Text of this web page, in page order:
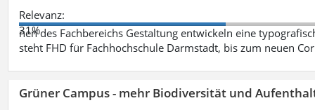
Relevanz:
31%
nen des Fachbereichs Gestaltung entwickeln eine
steht FHD für Fachhochschule Darmstadt, bis zum neuen
Grüner Campus - mehr Biodiversität und